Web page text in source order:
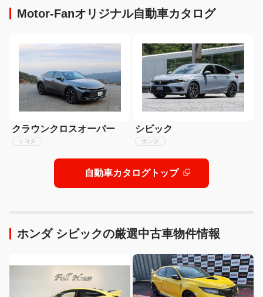
Motor-Fanオリジナル自動車カタログ
クラウンクロスオーバー
トヨタ
シビック
ホンダ
自動車カタログトップ
ホンダ シビックの厳選中古車物件情報